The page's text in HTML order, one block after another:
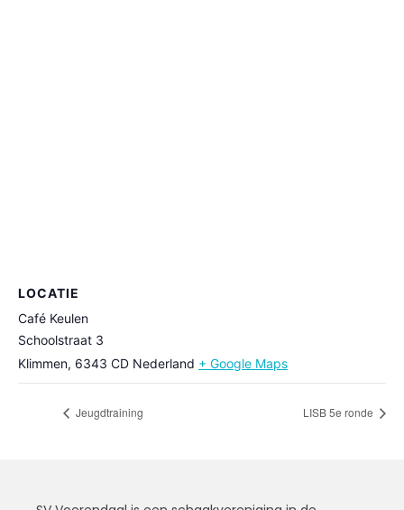
LOCATIE
Café Keulen
Schoolstraat 3
Klimmen, 6343 CD Nederland + Google Maps
Jeugdtraining LISB 5e ronde